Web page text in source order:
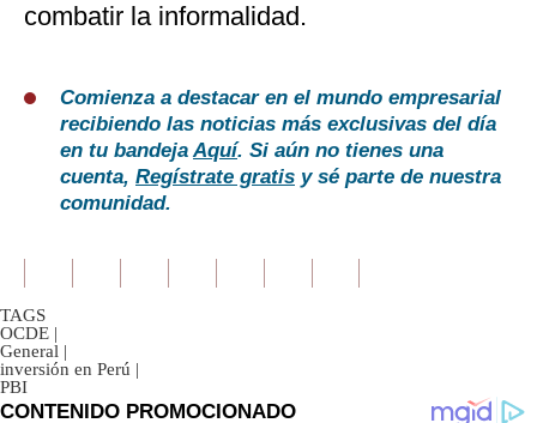
combatir la informalidad.
Comienza a destacar en el mundo empresarial
recibiendo las noticias más exclusivas del día
en tu bandejaAquí. Si aún no tienes una
cuenta, Regístrate gratis y sé parte de nuestra
comunidad.
TAGS
OCDE |
General |
inversión en Perú |
PBI